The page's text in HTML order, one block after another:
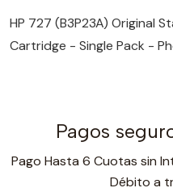
HP 727 (B3P23A) Original
Cartridge - Single Pack -
Pagos
Pago Hasta 6 Cuotas sin
Débito a